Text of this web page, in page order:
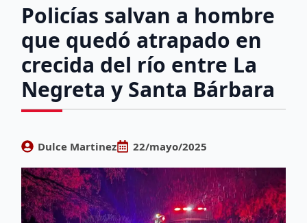
Policías salvan a hombre
que quedó atrapado en
crecida del río entre La
Negreta y Santa Bárbara
Dulce Martinez 22/mayo/2025